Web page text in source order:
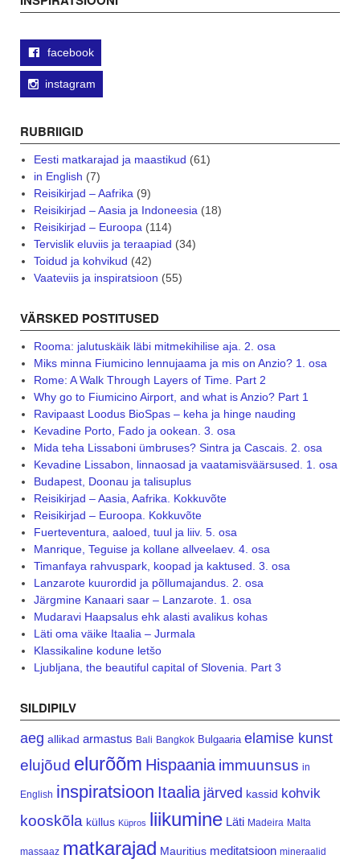
facebook
instagram
RUBRIIGID
Eesti matkarajad ja maastikud (61)
in English (7)
Reisikirjad – Aafrika (9)
Reisikirjad – Aasia ja Indoneesia (18)
Reisikirjad – Euroopa (114)
Tervislik eluviis ja teraapiad (34)
Toidud ja kohvikud (42)
Vaateviis ja inspiratsioon (55)
VÄRSKED POSTITUSED
Rooma: jalutuskäik läbi mitmekihilise aja. 2. osa
Miks minna Fiumicino lennujaama ja mis on Anzio? 1. osa
Rome: A Walk Through Layers of Time. Part 2
Why go to Fiumicino Airport, and what is Anzio? Part 1
Ravipaast Loodus BioSpas – keha ja hinge nauding
Kevadine Porto, Fado ja ookean. 3. osa
Mida teha Lissaboni ümbruses? Sintra ja Cascais. 2. osa
Kevadine Lissabon, linnaosad ja vaatamisväärsused. 1. osa
Budapest, Doonau ja talisuplus
Reisikirjad – Aasia, Aafrika. Kokkuvõte
Reisikirjad – Euroopa. Kokkuvõte
Fuerteventura, aaloed, tuul ja liiv. 5. osa
Manrique, Teguise ja kollane allveelaev. 4. osa
Timanfaya rahvuspark, koopad ja kaktused. 3. osa
Lanzarote kuurordid ja põllumajandus. 2. osa
Järgmine Kanaari saar – Lanzarote. 1. osa
Mudaravi Haapsalus ehk alasti avalikus kohas
Läti oma väike Itaalia – Jurmala
Klassikaline kodune letšo
Ljubljana, the beautiful capital of Slovenia. Part 3
SILDIPILV
aeg allikad armastus Bali Bangkok Bulgaaria elamise kunst
elujõud elurõõm Hispaania immuunsus in
English inspiratsioon Itaalia järved kassid kohvik
kooskõla küllus Küpros liikumine Läti Madeira Malta
massaaz matkarajad Mauritius meditatsioon mineraalid